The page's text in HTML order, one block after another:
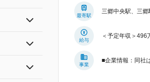
最寄駅
三郷中央駅、三
給与
＜予定年収＞
事業
■企業情報：同社